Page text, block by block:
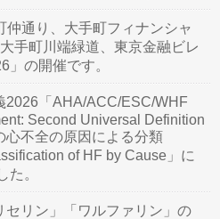
仲通り、大手町フィナンシャ
手町川端緑道、東京金融ビレ
」の開催です。
2026「AHA/ACC/ESC/WHF
Second Universal Definition
心不全の原因による分類
of HF by Cause」に
た。
セリン」「ワルファリン」の